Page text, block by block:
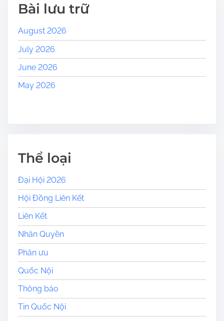
Bài lưu trữ
August 2026
July 2026
June 2026
May 2026
Thể loại
Đại Hội 2026
Hội Đồng Liên Kết
Liên Kết
Nhân Quyền
Phân ưu
Quốc Nội
Thông báo
Tin Quốc Nội